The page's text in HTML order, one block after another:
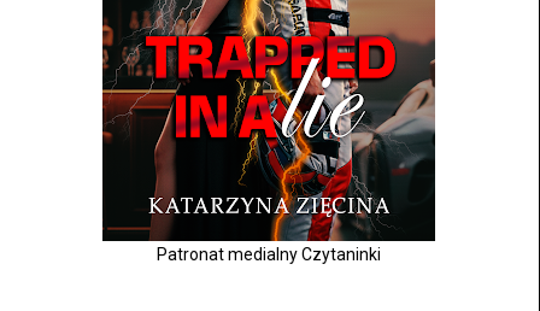
Patronat medialny Czytaninki